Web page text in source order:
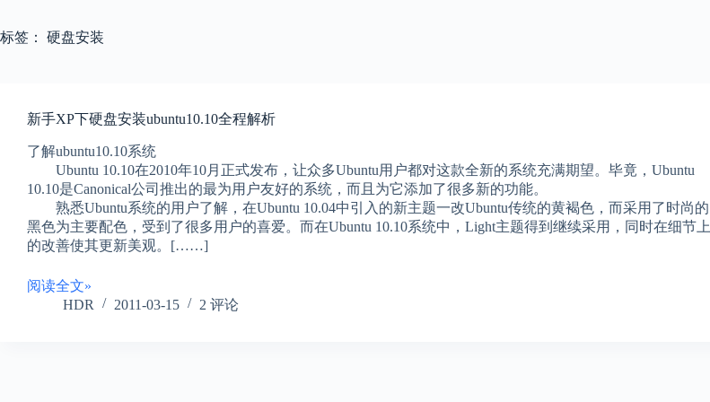
标签： 硬盘安装
新手XP下硬盘安装ubuntu10.10全程解析
了解ubuntu10.10系统
Ubuntu 10.10在2010年10月正式发布，让众多Ubuntu用户都对这款全新的系统充满期望。毕竟，Ubuntu
10.10是Canonical公司推出的最为用户友好的系统，而且为它添加了很多新的功能。
熟悉Ubuntu系统的用户了解，在Ubuntu 10.04中引入的新主题一改Ubuntu传统的黄褐色，而采用了时尚的
黑色为主要配色，受到了很多用户的喜爱。而在Ubuntu 10.10系统中，Light主题得到继续采用，同时在细节上
的改善使其更新美观。[……]
阅读全文»
HDR
2011-03-15 2 评论